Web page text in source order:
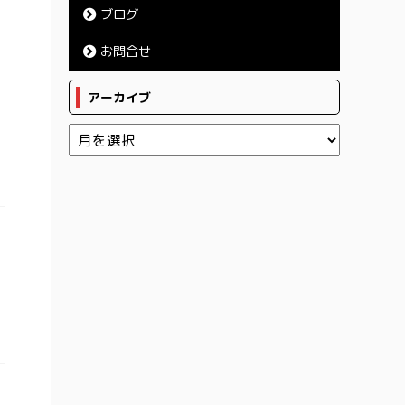
ブログ
お問合せ
アーカイブ